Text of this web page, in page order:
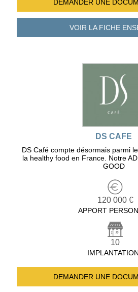
DEMANDER UNE
VOIR LA FICHE
DS CAFE
DS Café compte désormais parmi
la healthy food en France. Notre
GOOD
120 000 €
APPORT
10
DEMANDER UNE